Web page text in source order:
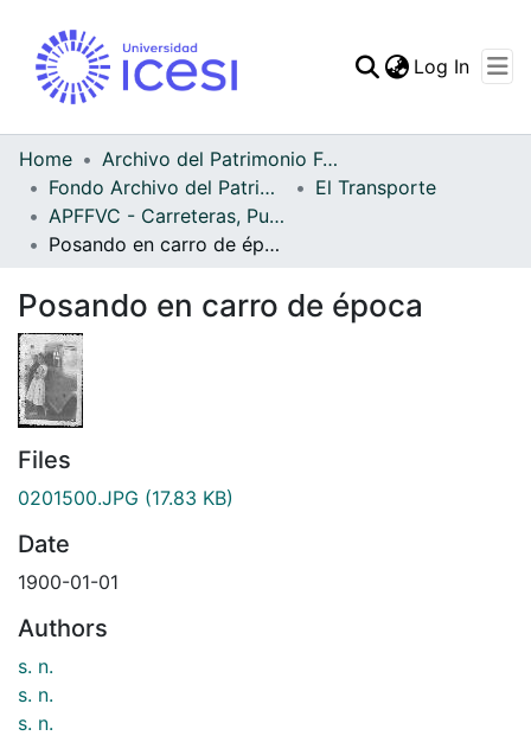
Statistics
Log In
Home
Archivo del Patrimonio Fotográfico y Fílmico del Valle del Cauca
Fondo Archivo del Patrimonio Fotográfico y Fílmico del Valle del Cauca
El Transporte
APFFVC - Carreteras, Puentes - Patrimonial
Posando en carro de época
Posando en carro de época
Files
0201500.JPG (17.83 KB)
Date
1900-01-01
Authors
s. n.
s. n.
s. n.